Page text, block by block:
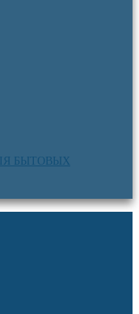
БЫТОВЫХ